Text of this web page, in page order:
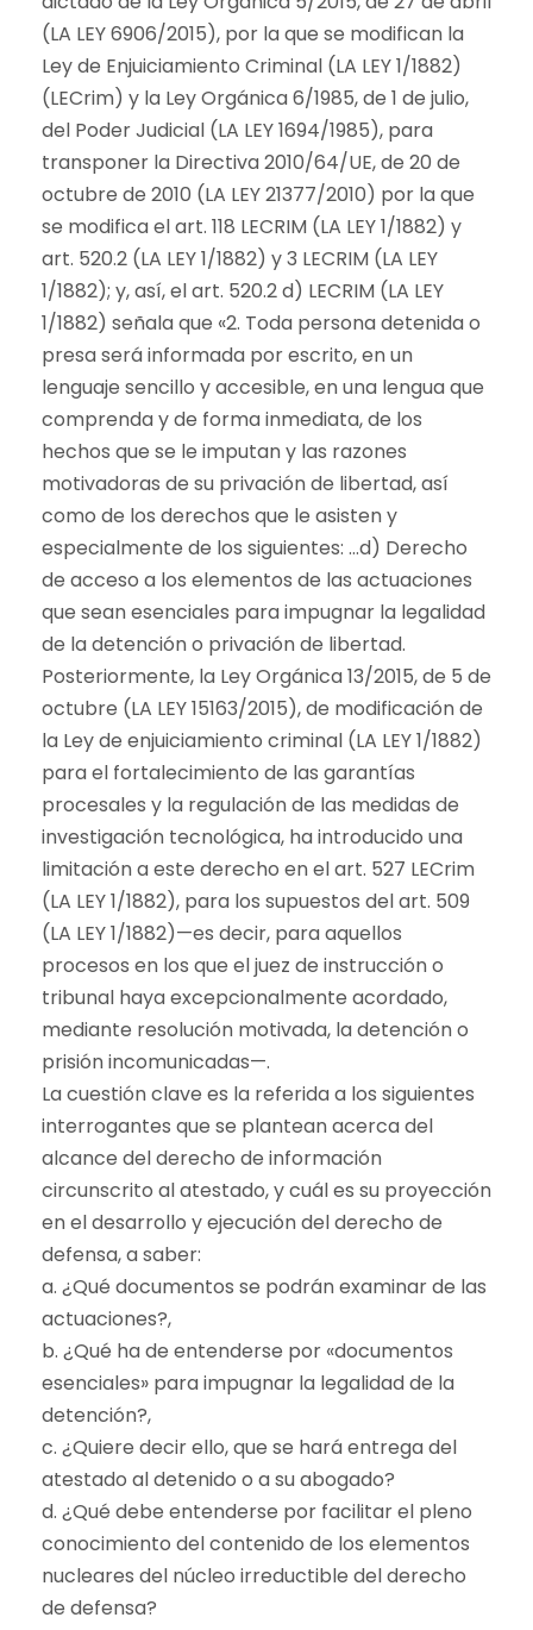
(LA LEY 6906/2015), por la que se modifican la
Ley de Enjuiciamiento Criminal (LA LEY 1/1882)
(LECrim) y la Ley Orgánica 6/1985, de 1 de julio,
del Poder Judicial (LA LEY 1694/1985), para
transponer la Directiva 2010/64/UE, de 20 de
octubre de 2010 (LA LEY 21377/2010) por la que
se modifica el art. 118 LECRIM (LA LEY 1/1882) y
art. 520.2 (LA LEY 1/1882) y 3 LECRIM (LA LEY
1/1882); y, así, el art. 520.2 d) LECRIM (LA LEY
1/1882) señala que «2. Toda persona detenida o
presa será informada por escrito, en un
lenguaje sencillo y accesible, en una lengua que
comprenda y de forma inmediata, de los
hechos que se le imputan y las razones
motivadoras de su privación de libertad, así
como de los derechos que le asisten y
especialmente de los siguientes: …d) Derecho
de acceso a los elementos de las actuaciones
que sean esenciales para impugnar la legalidad
de la detención o privación de libertad.
Posteriormente, la Ley Orgánica 13/2015, de 5 de
octubre (LA LEY 15163/2015), de modificación de
la Ley de enjuiciamiento criminal (LA LEY 1/1882)
para el fortalecimiento de las garantías
procesales y la regulación de las medidas de
investigación tecnológica, ha introducido una
limitación a este derecho en el art. 527 LECrim
(LA LEY 1/1882), para los supuestos del art. 509
(LA LEY 1/1882)—es decir, para aquellos
procesos en los que el juez de instrucción o
tribunal haya excepcionalmente acordado,
mediante resolución motivada, la detención o
prisión incomunicadas—.
La cuestión clave es la referida a los siguientes
interrogantes que se plantean acerca del
alcance del derecho de información
circunscrito al atestado, y cuál es su proyección
en el desarrollo y ejecución del derecho de
defensa, a saber:
a. ¿Qué documentos se podrán examinar de las
actuaciones?,
b. ¿Qué ha de entenderse por «documentos
esenciales» para impugnar la legalidad de la
detención?,
c. ¿Quiere decir ello, que se hará entrega del
atestado al detenido o a su abogado?
d. ¿Qué debe entenderse por facilitar el pleno
conocimiento del contenido de los elementos
nucleares del núcleo irreductible del derecho
de defensa?